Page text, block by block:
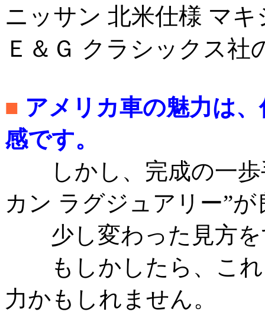
ニッサン 北米仕様 マ
Ｅ＆Ｇ クラシックス
■ アメリカ車の魅力は
感です。
しかし、完成の一歩
カン ラグジュアリー”
少し変わった見方を
もしかしたら、これ
力かもしれません。